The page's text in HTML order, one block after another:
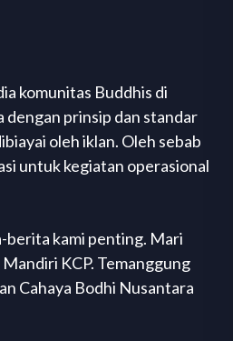
komunitas Buddhis di
dengan prinsip dan standar
oleh iklan. Oleh sebab
untuk kegiatan operasional
berita kami penting. Mari
KCP. Temanggung
Cahaya Bodhi Nusantara